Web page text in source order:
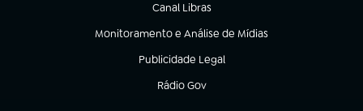
Canal Libras
(abre em nova aba)
Monitoramento e Análise de Mídias
(abre em nova aba)
Publicidade Legal
(abre em nova aba)
Rádio Gov
(abre em nova aba)